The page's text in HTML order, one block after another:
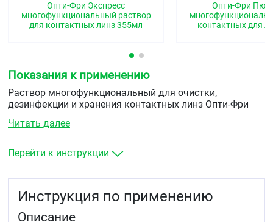
Опти-Фри Экспресс
многофункциональный раствор
для контактных линз 355мл
Опти-Фри
контактных для
Показания к применению
Раствор многофункциональный для очистки,
дезинфекции и хранения контактных линз Опти-Фри
линз предназначен для ежедневной очистки,
сокращения липидных отложений, химической (не
Читать далее
Перейти к инструкции
Инструкция по применению
Описание